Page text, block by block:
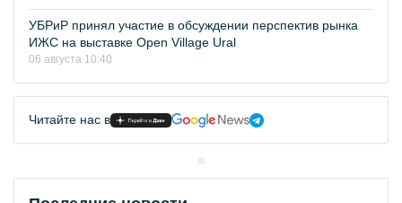
УБРиР принял участие в обсуждении перспектив рынка
ИЖС на выставке Open Village Ural
06 августа 10:40
Читайте нас в